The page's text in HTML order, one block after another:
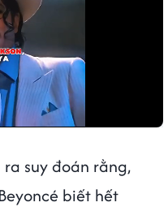
suy đoán rằng,
biết hết